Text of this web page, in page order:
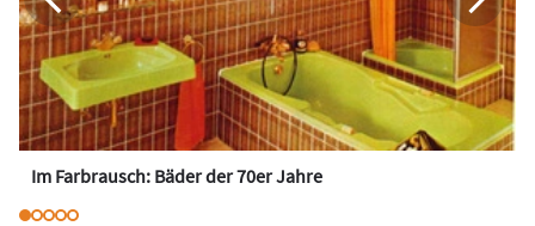
Im Farbrausch: Bäder der 70er Jahre